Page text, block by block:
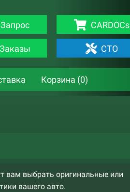
Запрос
Заказы
CARDOCs
СТО
Корзина (0)
вам выбрать оригинальные или
вашего авто.